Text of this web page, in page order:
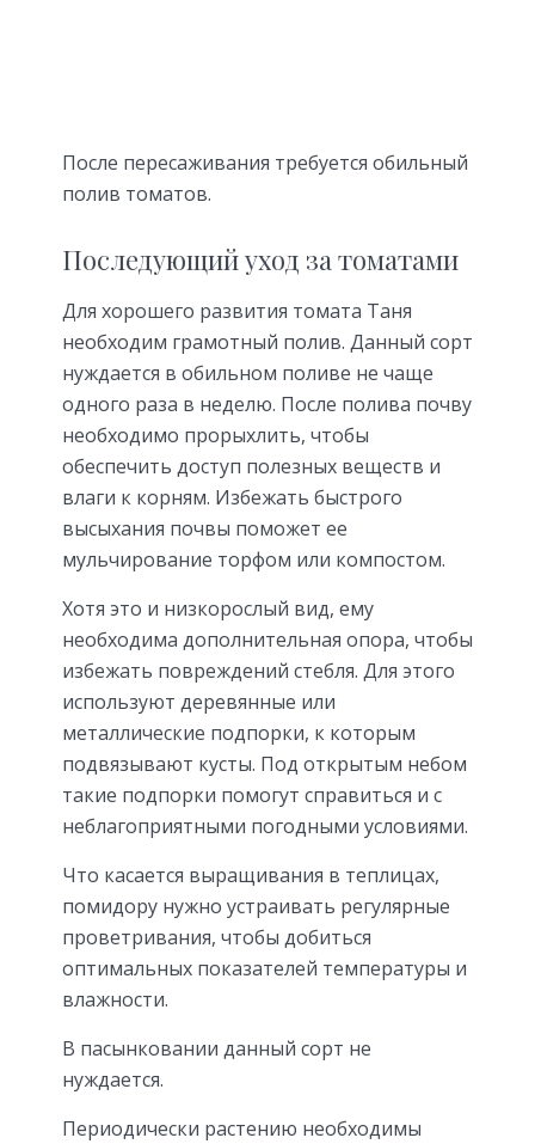
После пересаживания требуется обильный
полив томатов.
Последующий уход за томатами
Для хорошего развития томата Таня
необходим грамотный полив. Данный сорт
нуждается в обильном поливе не чаще
одного раза в неделю. После полива почву
необходимо прорыхлить, чтобы
обеспечить доступ полезных веществ и
влаги к корням. Избежать быстрого
высыхания почвы поможет ее
мульчирование торфом или компостом.
Хотя это и низкорослый вид, ему
необходима дополнительная опора, чтобы
избежать повреждений стебля. Для этого
используют деревянные или
металлические подпорки, к которым
подвязывают кусты. Под открытым небом
такие подпорки помогут справиться и с
неблагоприятными погодными условиями.
Что касается выращивания в теплицах,
помидору нужно устраивать регулярные
проветривания, чтобы добиться
оптимальных показателей температуры и
влажности.
В пасынковании данный сорт не
нуждается.
Периодически растению необходимы